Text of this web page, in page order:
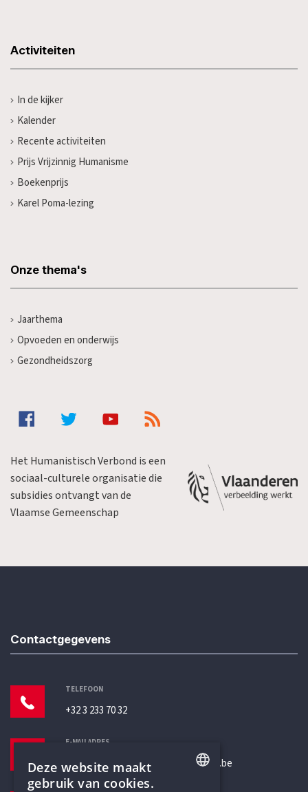
Activiteiten
In de kijker
Kalender
Recente activiteiten
Prijs Vrijzinnig Humanisme
Boekenprijs
Karel Poma-lezing
Onze thema's
Jaarthema
Opvoeden en onderwijs
Gezondheidszorg
Het Humanistisch Verbond is een
sociaal-culturele organisatie die
subsidies ontvangt van de
Vlaamse Gemeenschap
Contactgegevens
TELEFOON
+32 3 233 70 32
E-MAILADRES
secretariaat@humanistischverbond.be
Deze website maakt
gebruik van cookies.